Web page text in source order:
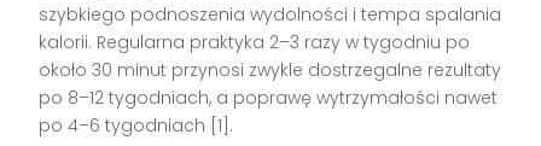
szybkiego podnoszenia wydolności i tempa spalania
kalorii. Regularna praktyka 2–3 razy w tygodniu po
około 30 minut przynosi zwykle dostrzegalne rezultaty
po 8–12 tygodniach, a poprawę wytrzymałości nawet
po 4–6 tygodniach [1].